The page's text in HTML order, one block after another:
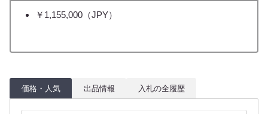
￥1,155,000（JPY）
価格・人気 出品情報 入札の全履歴